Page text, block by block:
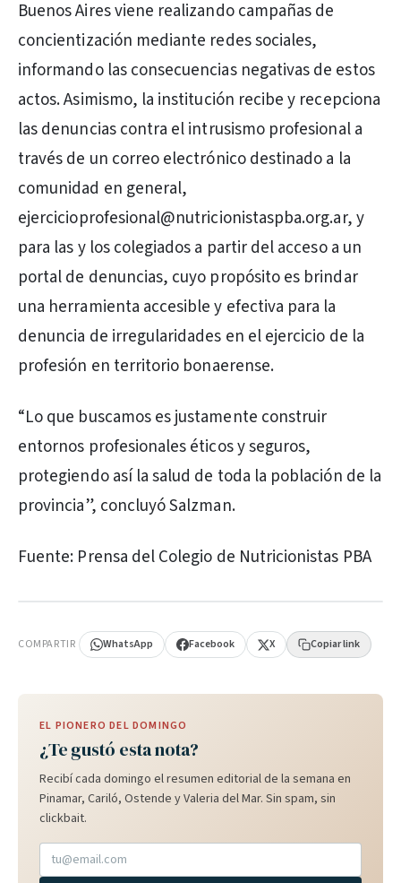
Buenos Aires viene realizando campañas de
concientización mediante redes sociales,
informando las consecuencias negativas de estos
actos. Asimismo, la institución recibe y recepciona
las denuncias contra el intrusismo profesional a
través de un correo electrónico destinado a la
comunidad en general,
ejercicioprofesional@nutricionistaspba.org.ar, y
para las y los colegiados a partir del acceso a un
portal de denuncias, cuyo propósito es brindar
una herramienta accesible y efectiva para la
denuncia de irregularidades en el ejercicio de la
profesión en territorio bonaerense.
“Lo que buscamos es justamente construir
entornos profesionales éticos y seguros,
protegiendo así la salud de toda la población de la
provincia”, concluyó Salzman.
Fuente: Prensa del Colegio de Nutricionistas PBA
COMPARTIR WhatsApp Facebook X Copiar link
EL PIONERO DEL DOMINGO
¿Te gustó esta nota?
Recibí cada domingo el resumen editorial de la semana en
Pinamar, Cariló, Ostende y Valeria del Mar. Sin spam, sin
clickbait.